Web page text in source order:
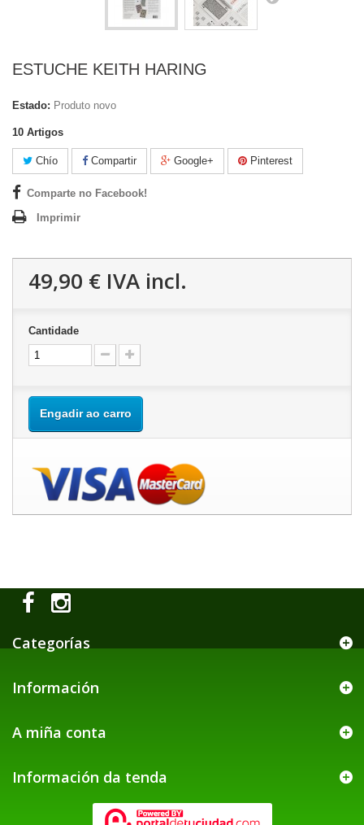
ESTUCHE KEITH HARING
Estado: Produto novo
10 Artigos
Chío Compartir Google+ Pinterest
Comparte no Facebook!
Imprimir
49,90 € IVA incl.
Cantidade
Engadir ao carro
Categorías
Información
A miña conta
Información da tenda